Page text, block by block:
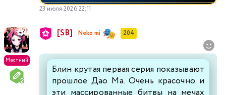
23 июля 2026 22:11
Местный
[SB] Neko mi 204
Блин крутая первая серия показывают
прошлое Дао Ма. Очень красочно и